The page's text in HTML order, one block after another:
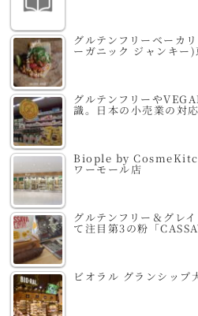
グルテンフリーベーカ
ーガニック ジャンキー)
グルテンフリーや
識。日本の小売業の対
Biople by
ワーモール店
グルテンフリー＆グレ
て注目第3の粉「
ビオラル グランシッ